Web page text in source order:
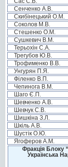
Сенченко А.В.
Скибінецький О.М.
Соколов М.В.
Стешенко О.М.
Сушкевич В.М.
Терьохін С.А.
Трегубов Ю.В.
Трофименко В.В.
Унгурян П.Я.
Філенко В.П.
Чепинога В.М.
Шаго Є.П.
Шевченко А.В.
Шевчук С.В.
Шишкіна З.Л.
Шкіль А.В.
Шустік О.Ю.
Ягоферов А.М.
Фракція Блоку
Українська